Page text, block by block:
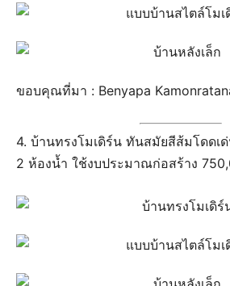
ขอบคุณที่มา : Benyapa
4. บ้านทรงโมเดิร์น ทันสมัยสีส้มโดด
2 ห้องน้ำ ใช้งบประมาณก่อสร้าง